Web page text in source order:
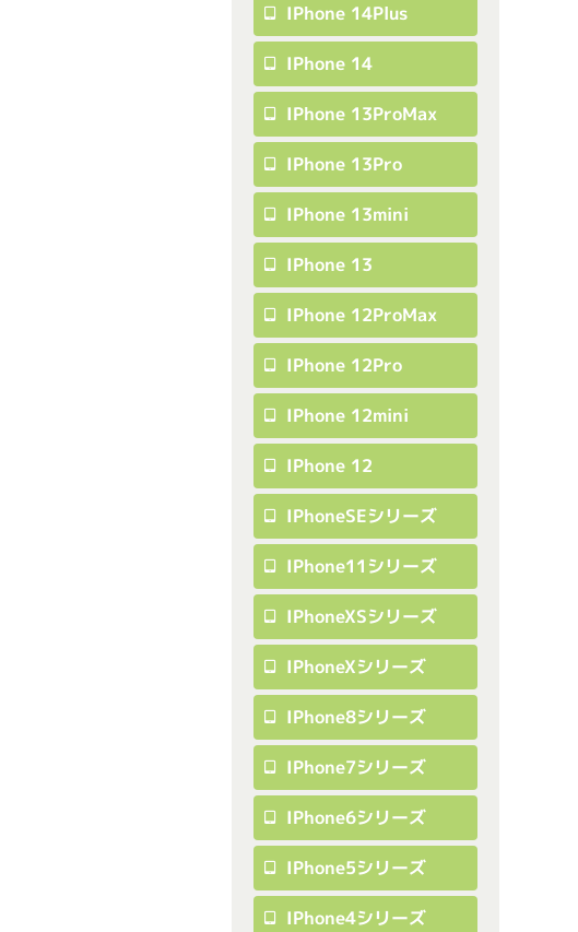
IPhone 14Plus
IPhone 14
IPhone 13ProMax
IPhone 13Pro
IPhone 13mini
IPhone 13
IPhone 12ProMax
IPhone 12Pro
IPhone 12mini
IPhone 12
IPhoneSEシリーズ
IPhone11シリーズ
IPhoneXSシリーズ
IPhoneXシリーズ
IPhone8シリーズ
IPhone7シリーズ
IPhone6シリーズ
IPhone5シリーズ
IPhone4シリーズ